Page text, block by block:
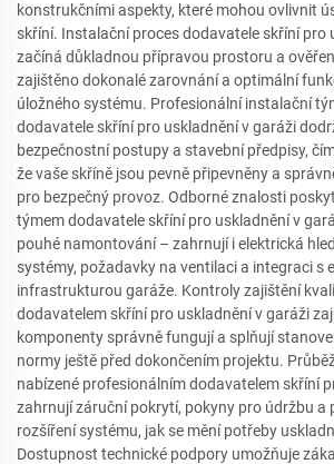
konstrukčními aspekty, které mohou ovlivnit
skříní. Instalační proces dodavatele skříní pro
začíná důkladnou přípravou prostoru a
zajištěno dokonalé zarovnání a optimální
úložného systému. Profesionální instalační
dodavatele skříní pro uskladnění v garáži
bezpečnostní postupy a stavební předpisy,
že vaše skříně jsou pevně připevněny a
pro bezpečný provoz. Odborné znalosti
týmem dodavatele skříní pro uskladnění v
pouhé namontování – zahrnují i elektrická
systémy, požadavky na ventilaci a integraci s
infrastrukturou garáže. Kontroly zajištění
dodavatelem skříní pro uskladnění v garáži
komponenty správně fungují a splňují
normy ještě před dokončením projektu.
nabízené profesionálním dodavatelem skříní
zahrnují záruční pokrytí, pokyny pro údržbu a
rozšíření systému, jak se mění potřeby
Dostupnost technické podpory umožňuje